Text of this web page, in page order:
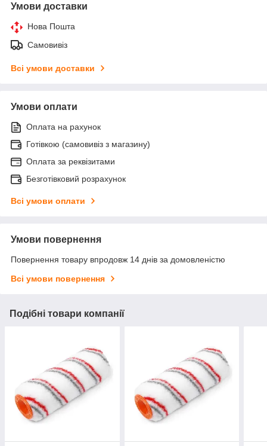
Умови доставки
Нова Пошта
Самовивіз
Всі умови доставки
Умови оплати
Оплата на рахунок
Готівкою (самовивіз з магазину)
Оплата за реквізитами
Безготівковий розрахунок
Всі умови оплати
Умови повернення
Повернення товару впродовж 14 днів за домовленістю
Всі умови повернення
Подібні товари компанії